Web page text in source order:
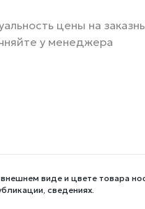
цены на
у менеджера
виде и цвете товара
сведениях.